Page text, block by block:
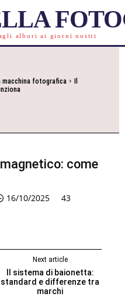
albori ai giorni nostri
macchina fotografica
come
16/10/2025 43
Next article
Il sistema di baionetta:
standard e differenze tra
marchi